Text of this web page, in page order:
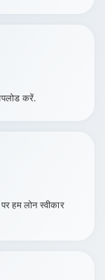
करें.
हम लोन स्वीकार